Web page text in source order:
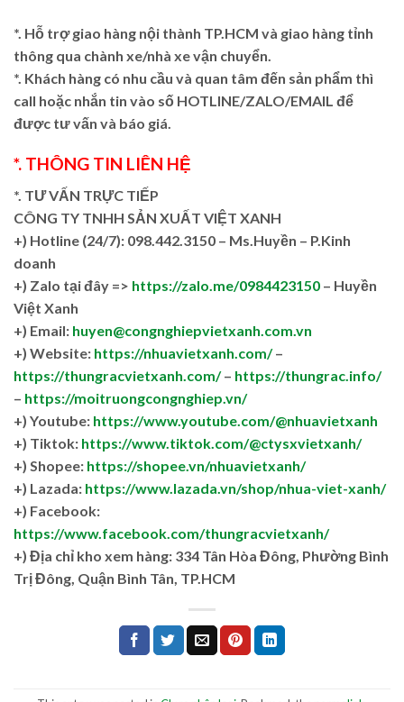
*. Hỗ trợ giao hàng nội thành TP.HCM và giao hàng tỉnh
thông qua chành xe/nhà xe vận chuyển.
*. Khách hàng có nhu cầu và quan tâm đến sản phẩm thì
call hoặc nhắn tin vào số HOTLINE/ZALO/EMAIL để
được tư vấn và báo giá.
*. THÔNG TIN LIÊN HỆ
*. TƯ VẤN TRỰC TIẾP
CÔNG TY TNHH SẢN XUẤT VIỆT XANH
+) Hotline (24/7): 098.442.3150 – Ms.Huyền – P.Kinh
doanh
+) Zalo tại đây => https://zalo.me/0984423150 – Huyền
Việt Xanh
+) Email: huyen@congnghiepvietxanh.com.vn
+) Website: https://nhuavietxanh.com/–
https://thungracvietxanh.com/– https://thungrac.info/
– https://moitruongcongnghiep.vn/
+) Youtube: https://www.youtube.com/@nhuavietxanh
+) Tiktok: https://www.tiktok.com/@ctysxvietxanh/
+) Shopee: https://shopee.vn/nhuavietxanh/
+) Lazada: https://www.lazada.vn/shop/nhua-viet-xanh/
+) Facebook:
https://www.facebook.com/thungracvietxanh/
+) Địa chỉ kho xem hàng: 334 Tân Hòa Đông, Phường Bình
Trị Đông, Quận Bình Tân, TP.HCM